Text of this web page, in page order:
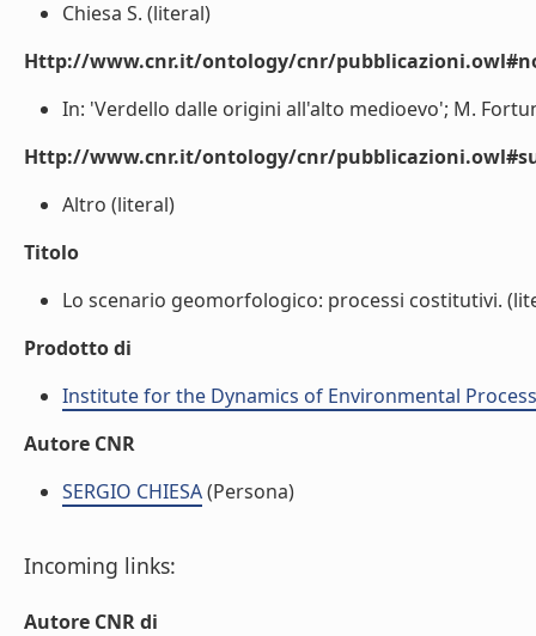
Chiesa S. (literal)
Http://www.cnr.it/ontology/cnr/
In: 'Verdello dalle origini all'alto medioevo'; M.
Http://www.cnr.it/ontology/cnr/
Altro (literal)
Titolo
Lo scenario geomorfologico: processi costitutivi.
Prodotto di
Institute for the Dynamics of Environmental
Autore CNR
SERGIO CHIESA(Persona)
Incoming links:
Autore CNR di